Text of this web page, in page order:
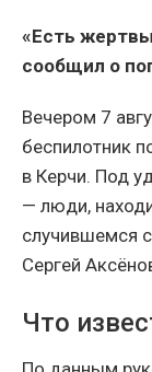
«Есть
сообщил о
Вечером 7
беспилотник
в Керчи. Под
— люди,
случившемся
Сергей
Что